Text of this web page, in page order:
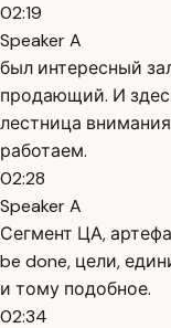
02:19
Speaker A
был интересный
продающий. И
лестница
работаем.
02:28
Speaker A
Сегмент ЦА,
be done, цели,
и тому подобное.
02:34